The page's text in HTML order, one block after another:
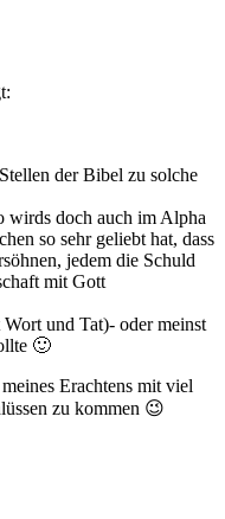
der Bibel zu solche
wirds doch auch im Alpha
so sehr geliebt hat, dass
jedem die Schuld
mit Gott
und Tat)- oder meinst
🙂
Erachtens mit viel
zu kommen 😉